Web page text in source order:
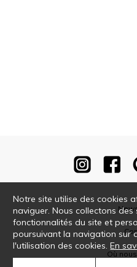
Où
Notre site utilise des cookies
naviguer. Nous collectons
fonctionnalités du site et
poursuivant la navigation sur
l'utilisation des cookies.En